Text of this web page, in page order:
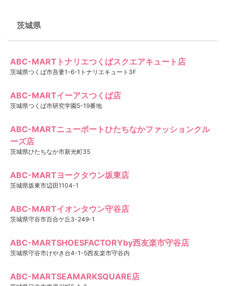
茨城県
ABC-MARTトナリエつくばスクエアキュート店
茨城県つくば市吾妻1-6-1トナリエキュート3F
ABC-MARTイーアスつくば店
茨城県つくば市研究学園5-19番地
ABC-MARTニューポートひたちなかファッションクル
ーズ店
茨城県ひたちなか市新光町35
ABC-MARTヨークタウン坂東店
茨城県坂東市辺田1104-1
ABC-MARTイオンタウン守谷店
茨城県守谷市百合ケ丘3-249-1
ABC-MARTSHOESFACTORYby西友楽市守谷店
茨城県守谷市けやき台4-1-5西友楽市守谷内
ABC-MARTSEAMARKSQUARE店